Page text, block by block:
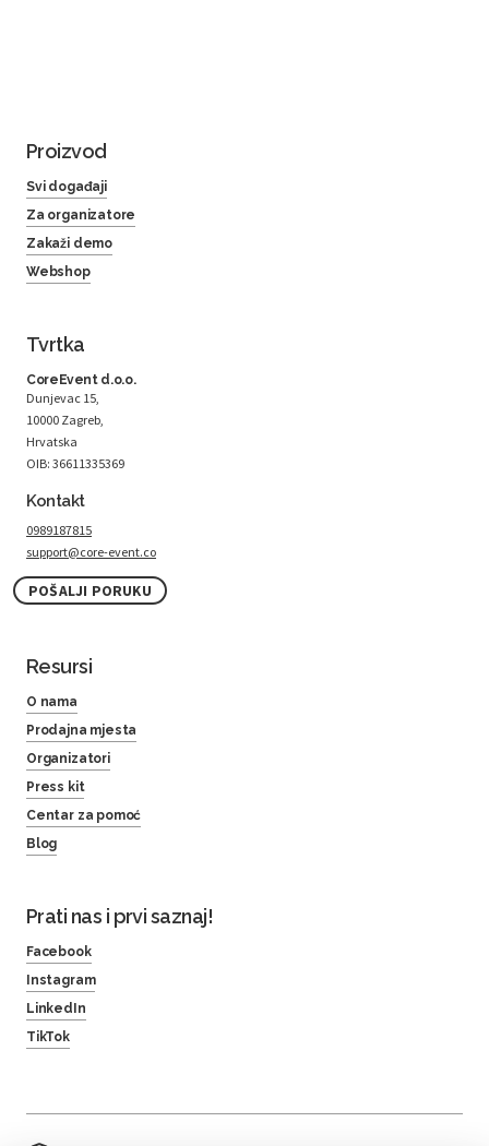
Proizvod
Svi događaji
Za organizatore
Zakaži demo
Webshop
Tvrtka
CoreEvent d.o.o.
Dunjevac 15,
10000 Zagreb,
Hrvatska
OIB: 36611335369
Kontakt
0989187815
support@core-event.co
POŠALJI PORUKU
Resursi
O nama
Prodajna mjesta
Organizatori
Press kit
Centar za pomoć
Blog
Prati nas i prvi saznaj!
Facebook
Instagram
LinkedIn
TikTok